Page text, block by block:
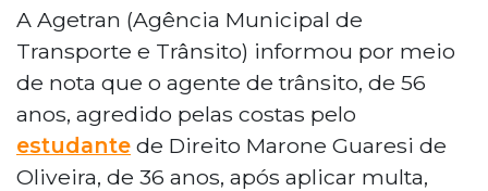
A Agetran (Agência Municipal de
Transporte e Trânsito) informou por meio
de nota que o agente de trânsito, de 56
anos, agredido pelas costas pelo
estudante de Direito Marone Guaresi de
Oliveira, de 36 anos, após aplicar multa,